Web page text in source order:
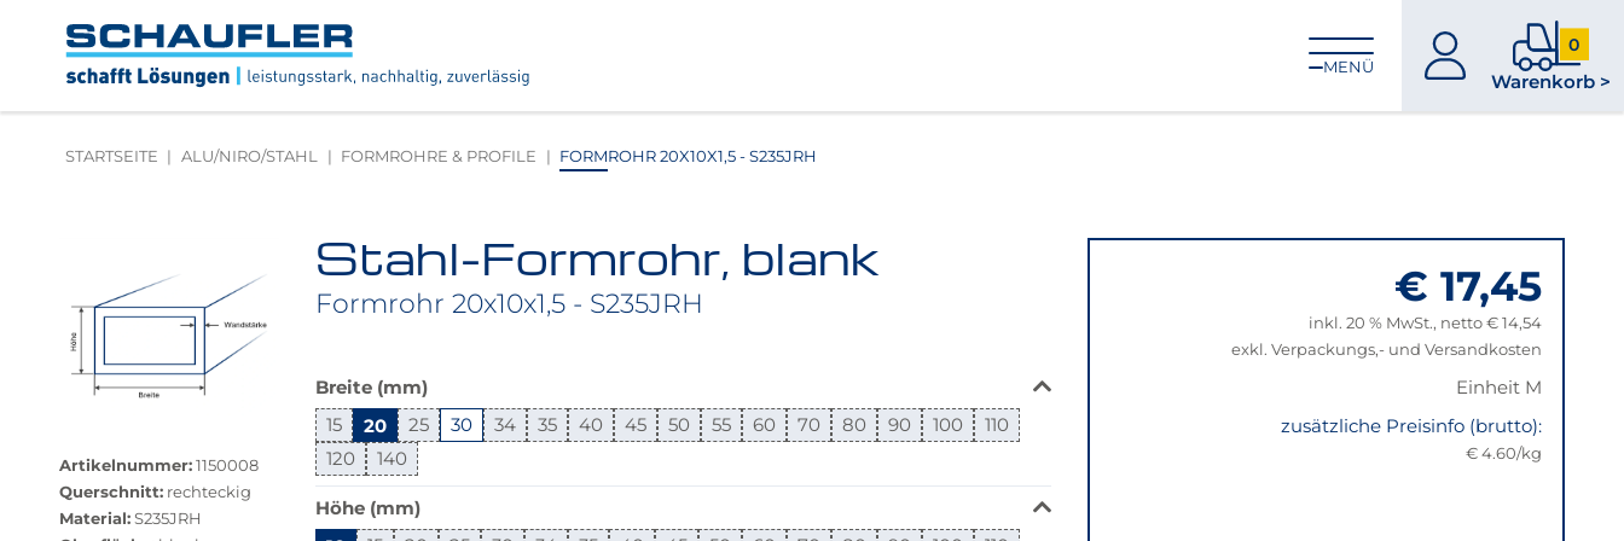
Hauptnavigation
Footernavigation
Logo
verlinkt
zur
MENÜ
zum
0
Warenkorb >
0
im
STARTSEITE ALU/NIRO/STAHL FORMROHRE & PROFILE FORMROHR 20X10X1,5 - S235JRH
überspringen
Artikelnummer:1150008
Querschnitt:rechteckig
Material:S235JRH
Stahl-Formrohr, blank
Formrohr 20x10x1,5 - S235JRH
Das
Produkt
ist
in
dieser
Variante
Breite (mm)
15 20 25 30 34 35 40 45 50 55 60 70 80 90 100
110
120
140
Höhe (mm)
€ 17,45
inkl. 20 % MwSt., netto € 14,54
exkl. Verpackungs,- und Versandkosten
Einheit M
zusätzliche Preisinfo (brutto):
€ 4.60/kg